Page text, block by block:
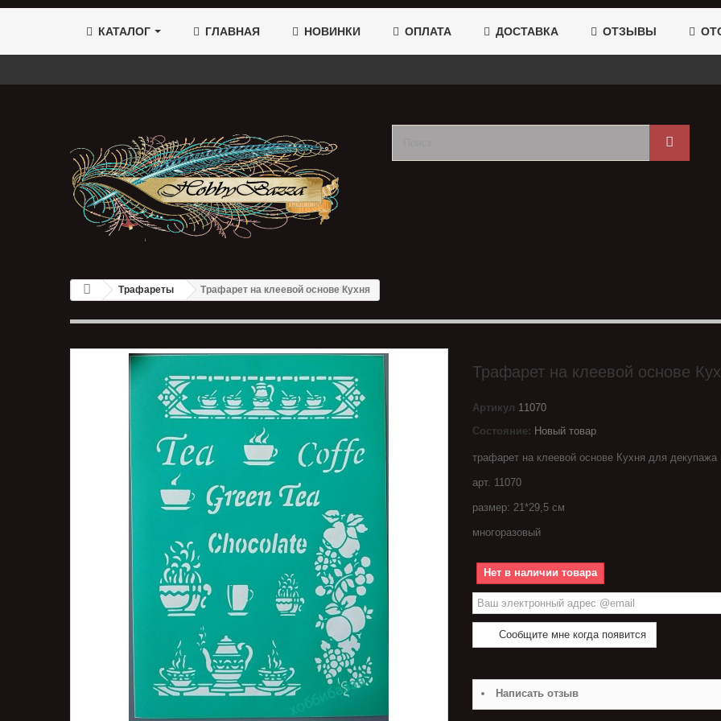
КАТАЛОГ ГЛАВНАЯ НОВИНКИ ОПЛАТА ДОСТАВКА ОТЗЫВЫ
Трафареты Трафарет на клеевой основе Кухня
Трафарет на клеевой основе
Артикул 11070
Состояние: Новый товар
трафарет на клеевой основе Кухня для
арт. 11070
размер: 21*29,5 см
многоразовый
Нет в наличии товара
Сообщите мне когда появится
Написать отзыв